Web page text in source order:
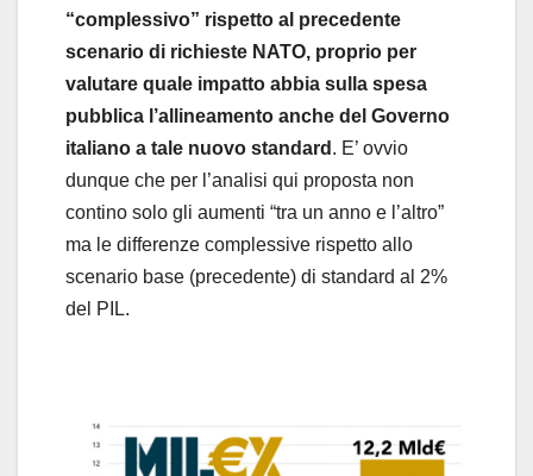
“complessivo” rispetto al precedente
scenario di richieste NATO, proprio per
valutare quale impatto abbia sulla spesa
pubblica l’allineamento anche del Governo
italiano a tale nuovo standard . E’ ovvio
dunque che per l’analisi qui proposta non
contino solo gli aumenti “tra un anno e l’altro”
ma le differenze complessive rispetto allo
scenario base (precedente) di standard al 2%
del PIL.